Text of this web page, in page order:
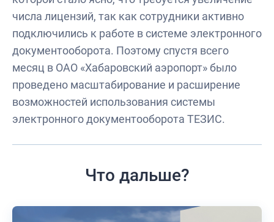
числа лицензий, так как сотрудники активно
подключились к работе в системе электронного
документооборота. Поэтому спустя всего
месяц в ОАО «Хабаровский аэропорт» было
проведено масштабирование и расширение
возможностей использования системы
электронного документооборота ТЕЗИС.
Что дальше?